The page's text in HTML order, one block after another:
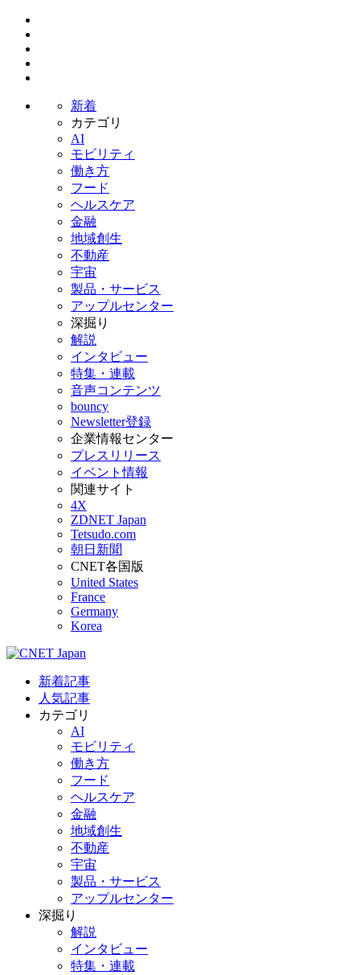
新着
カテゴリ
AI
モビリティ
働き方
フード
ヘルスケア
金融
地域創生
不動産
宇宙
製品・サービス
アップルセンター
深掘り
解説
インタビュー
特集・連載
音声コンテンツ
bouncy
Newsletter登録
企業情報センター
プレスリリース
イベント情報
関連サイト
4X
ZDNET Japan
Tetsudo.com
朝日新聞
CNET各国版
United States
France
Germany
Korea
新着記事
人気記事
カテゴリ
AI
モビリティ
働き方
フード
ヘルスケア
金融
地域創生
不動産
宇宙
製品・サービス
アップルセンター
深掘り
解説
インタビュー
特集・連載